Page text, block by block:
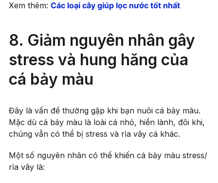
Xem thêm: Các loại cây giúp lọc nước tốt nhất
8. Giảm nguyên nhân gây
stress và hung hăng của
cá bảy màu
Đây là vấn đề thường gặp khi bạn nuôi cá bảy màu.
Mặc dù cá bảy màu là loài cá nhỏ, hiền lành, đôi khi,
chúng vẫn có thể bị stress và rỉa vây cá khác.
Một số nguyên nhân có thể khiến cá bảy màu stress/
rỉa vây là: